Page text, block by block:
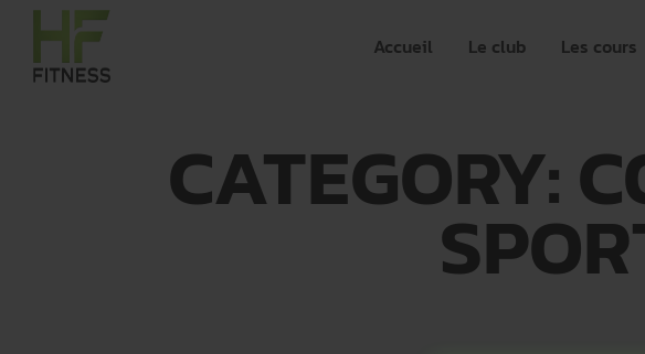
Accueil Le club Les cours
CATEGORY: